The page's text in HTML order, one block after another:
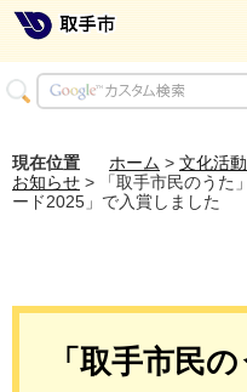
現在位置 ホーム > 文化活
お知らせ > 「取手市民のうた
ード2025」で入賞しました
「取手市民